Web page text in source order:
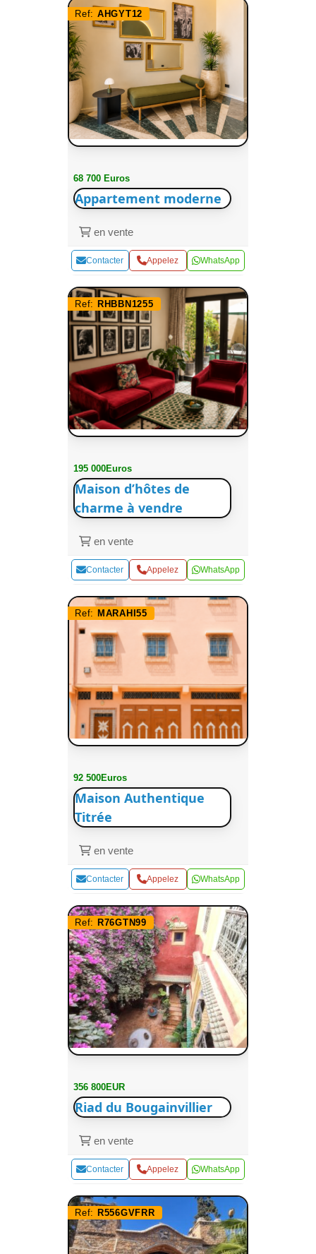
Ref: AHGYT12
68 700 Euros
Appartement moderne
en vente
Contacter Appelez WhatsApp
Ref: RHBBN1255
195 000Euros
Maison d’hôtes de
charme à vendre
en vente
Contacter Appelez WhatsApp
Ref: MARAHI55
92 500Euros
Maison Authentique
Titrée
en vente
Contacter Appelez WhatsApp
Ref: R76GTN99
356 800EUR
Riad du Bougainvillier
en vente
Contacter Appelez WhatsApp
Ref: R556GVFRR